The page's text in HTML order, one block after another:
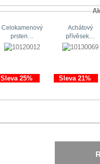
Celokamenový
prsten…
Sleva 25%
Achátový
přívěsek…
Sleva 21%